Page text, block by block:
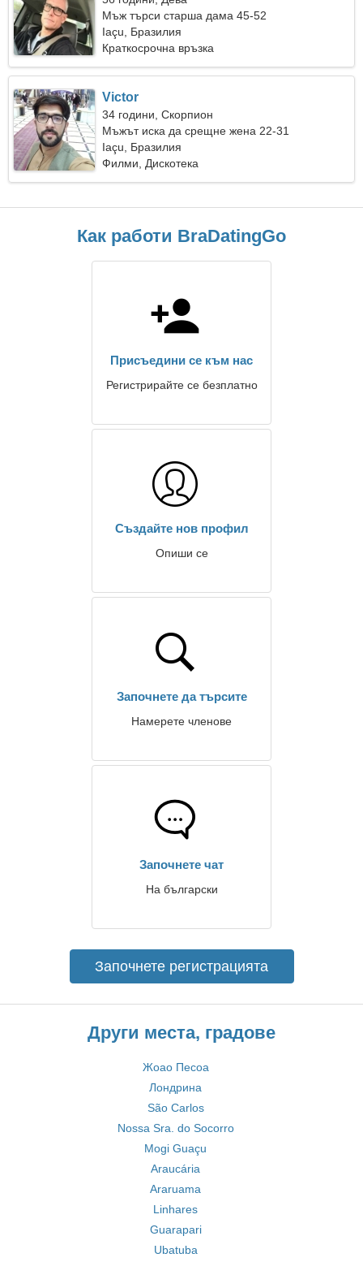
Мъж търси старша дама 45-52
Iaçu, Бразилия
Краткосрочна връзка
Victor
34 години, Скорпион
Мъжът иска да срещне жена 22-31
Iaçu, Бразилия
Филми, Дискотека
Как работи BraDatingGo
Присъедини се към нас
Регистрирайте се безплатно
Създайте нов профил
Опиши се
Започнете да търсите
Намерете членове
Започнете чат
На български
Започнете регистрацията
Други места, градове
Жоао Песоа
Лондрина
São Carlos
Nossa Sra. do Socorro
Mogi Guaçu
Araucária
Araruama
Linhares
Guarapari
Ubatuba